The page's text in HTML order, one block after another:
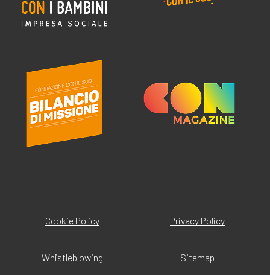
Cookie Policy Privacy Policy
Whistleblowing Sitemap